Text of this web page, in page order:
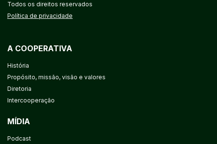
Todos os direitos reservados
Política de privacidade
A COOPERATIVA
História
Propósito, missão, visão e valores
Diretoria
Intercooperação
MÍDIA
Podcast